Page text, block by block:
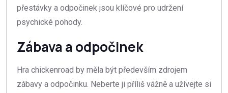
přestávky a odpočinek jsou klíčové pro udržení
psychické pohody.
Zábava a odpočinek
Hra chickenroad by měla být především zdrojem
zábavy a odpočinku. Neberte ji příliš vážně a užívejte si